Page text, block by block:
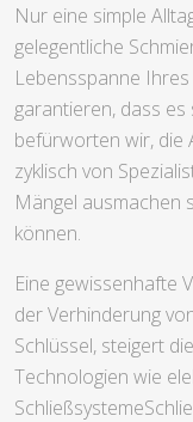
Nur eine simple
gelegentliche
Lebensspanne
garantieren, dass
befürworten wir, die
zyklisch von
Mängel ausmachen
können.
Eine gewissenhafte
der Verhinderung
Schlüssel, steigert
Technologien wie